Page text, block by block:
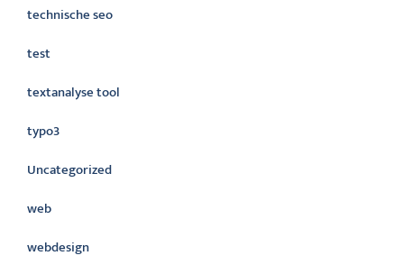
technische seo
test
textanalyse tool
typo3
Uncategorized
web
webdesign